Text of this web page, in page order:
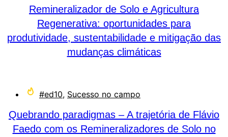
Remineralizador de Solo e Agricultura
Regenerativa: oportunidades para
produtividade, sustentabilidade e mitigação das
mudanças climáticas
#ed10, Sucesso no campo
Quebrando paradigmas – A trajetória de Flávio
Faedo com os Remineralizadores de Solo no